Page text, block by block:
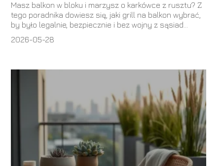
Masz balkon w bloku i marzysz o karkówce z rusztu? Z
tego poradnika dowiesz się, jaki grill na balkon wybrać,
by było legalnie, bezpiecznie i bez wojny z sąsiad...
2026-05-28